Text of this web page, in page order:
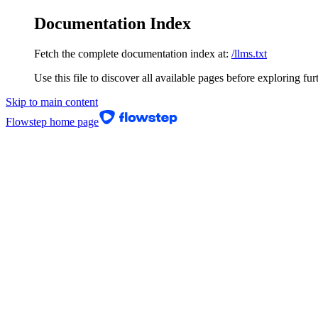
Documentation Index
Fetch the complete documentation index at: /llms.txt
Use this file to discover all available pages before exploring
Skip to main content
Flowstep home page